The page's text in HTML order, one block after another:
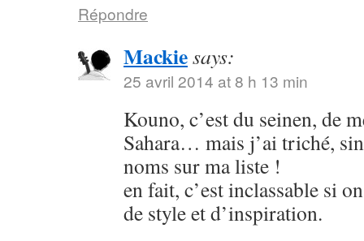
Répondre
Mackiesays:
25 avril 2014 at 8 h 13 min
Kouno, c’est du seinen, de
Sahara… mais j’ai triché,
noms sur ma liste !
en fait, c’est inclassable si
de style et d’inspiration.